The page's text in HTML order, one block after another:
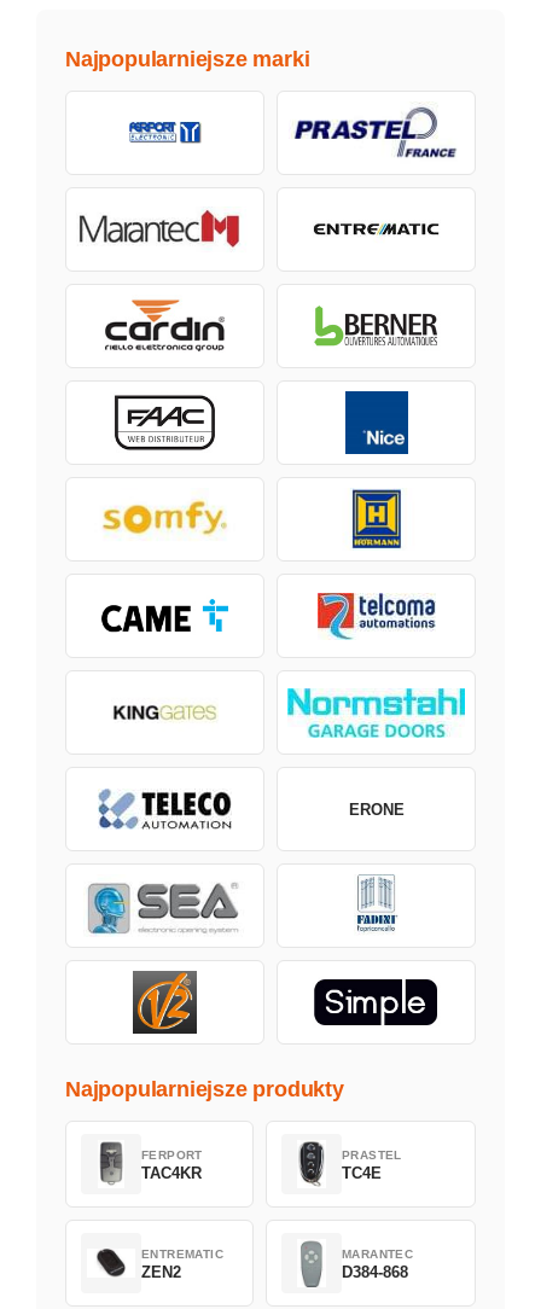
Najpopularniejsze marki
ERONE
Najpopularniejsze produkty
FERPORT
TAC4KR
PRASTEL
TC4E
ENTREMATIC
ZEN2
MARANTEC
D384-868